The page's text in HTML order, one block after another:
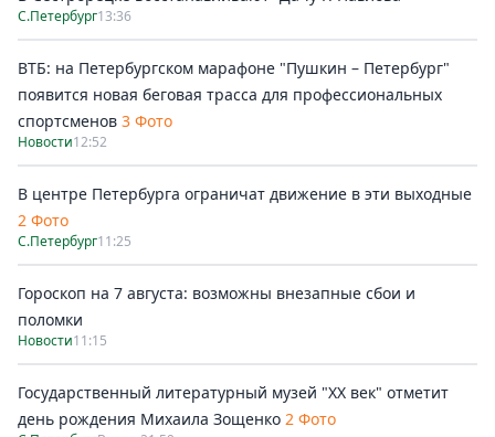
С.Петербург13:36
ВТБ: на Петербургском марафоне "Пушкин – Петербург"
появится новая беговая трасса для профессиональных
спортсменов 3 Фото
Новости12:52
В центре Петербурга ограничат движение в эти выходные
2 Фото
С.Петербург11:25
Гороскоп на 7 августа: возможны внезапные сбои и
поломки
Новости11:15
Государственный литературный музей "ХХ век" отметит
день рождения Михаила Зощенко 2 Фото